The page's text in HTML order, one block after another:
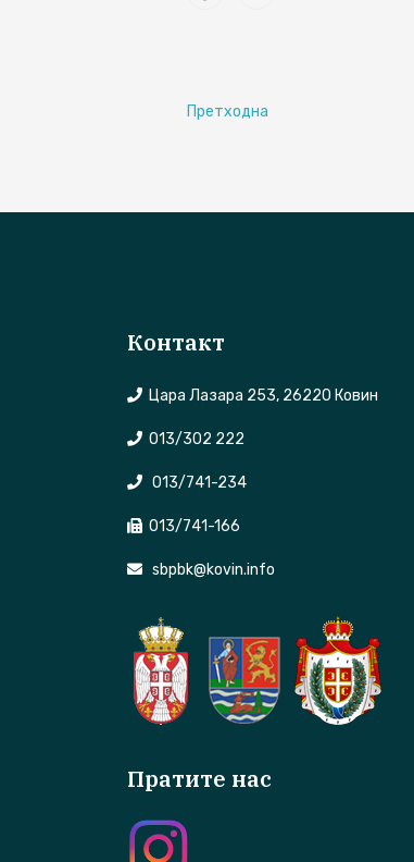
Претходна
Контакт
Цара Лазара 253, 26220 Ковин
013/302 222
013/741-234
013/741-166
sbpbk@kovin.info
Пратите нас